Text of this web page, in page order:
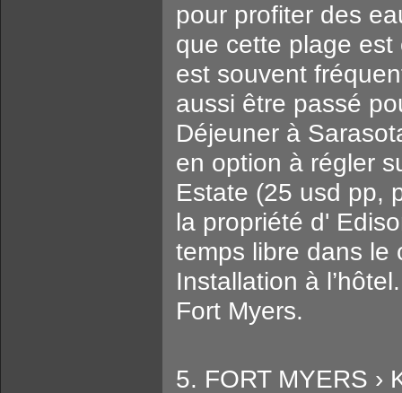
pour profiter des
que cette plage
est souvent
aussi être passé
Déjeuner à
en option à régler
Estate (25 usd pp,
la propriété d'
temps libre dans le
Installation à
Fort Myers.
5. FORT MYERS ›